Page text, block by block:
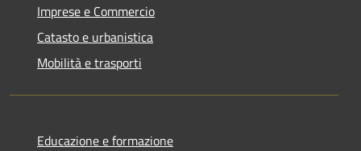
Imprese e Commercio
Catasto e urbanistica
Mobilità e trasporti
Educazione e formazione